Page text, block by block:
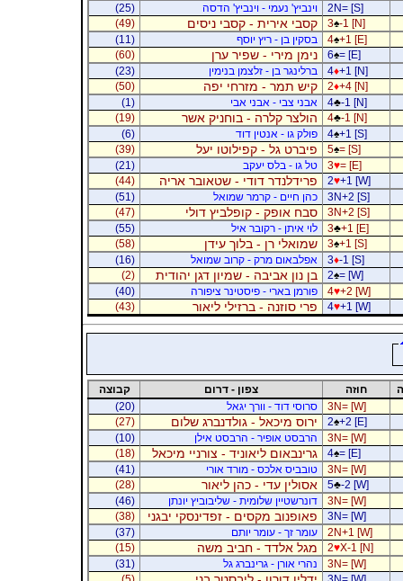
2N= [S]
וינביץ' נעמי - וינביץ' הדסה
(25)
3♠-1 [N] קסבי אירית - קסבי ניסים
(49)
4♠+1 [E] בסקין בן - ריץ יוסף
(11)
6♠= [E] נימן מירי - שפיר ערן
(60)
4♦+1 [N] ברלינגר בן - זלצמן בנימין
(23)
2♦+4 [N] קיש תמר - מזרחי יפה
(50)
4♣-1 [N] אבני צבי - אבני אבי
(1)
4♣-1 [N] הולצר קלרה - בוחניק אשר
(19)
4♠+1 [S] פולק גו - אנטין דוד
(6)
5♠= [S] פיברט גל - קפילוטו יעל
(39)
3♥= [E] טל גו - בלס יעקב
(21)
2♥+1 [W] פרידלנדר דודי - שטאובר אריה
(44)
3N+2 [S]
כהן חיים - קרמר שמואל
(51)
3N+2 [S]
סבח אופק - קופלביץ דולי
(47)
3♣+1 [E] לוי איתן - רקובר איל
(55)
3♠+1 [S] שמואלי רן - בלוך עידן
(58)
3♦-1 [S] אפלבאום מרק - קרוב שמואל
(16)
2♠= [W] בן נון אביבה - שמיון דגן יהודית
(2)
4♥+2 [W] פורמן בארי - פיסטינר ציפורה
(40)
4♥+1 [W] פרי סוזנה - ברזילי ליאור (43)
חוזה צפון - דרום
קבוצה
3N= [W]
סרוסי דוד - וורך יגאל
(20)
2♠+2 [E] ירוס מיכאל - גולדנברג שלום
(27)
3N= [W]
הרבסט אופיר - הרבסט אילן
(10)
4♠= [E] גרינבאום ליאוניד - צורניי מיכאל
(18)
3N= [W]
טובביס אלכס - מורד אורי
(41)
5♣-2 [W] אסולין עדי - כהן ליאור
(28)
3N= [W]
דונרשטיין שלומית - שליבוביץ יונתן
(46)
3N= [W]
פאופנוב מקסים - זפדינסקי יבגני
(38)
2N+1 [W]
עומר זך - עומר יותם
(37)
2♥X-1 [N] מגל אלדד - חביב משה
(15)
3N= [W]
נהרי אורן - גרינברג גל
(31)